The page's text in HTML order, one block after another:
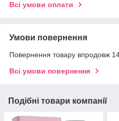
Всі умови оплати
Умови повернення
Повернення товару впродовж
Всі умови повернення
Подібні товари компанії